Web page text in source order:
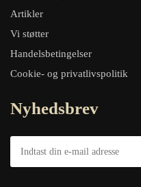
Artikler
Vi støtter
Handelsbetingelser
Cookie- og privatlivspolitik
Nyhedsbrev